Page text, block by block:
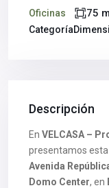
Oficinas
Categoría
75 m
Descripción
En VELCASA –
presentamos
Avenida
Domo Center, en